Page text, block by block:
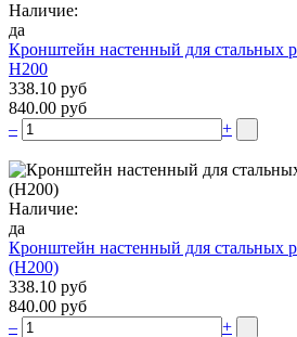
Наличие:
да
Кронштейн настенный для стальных
Н200
338.10 руб
840.00 руб
–
+
Наличие:
да
Кронштейн настенный для стальных
(H200)
338.10 руб
840.00 руб
–
+